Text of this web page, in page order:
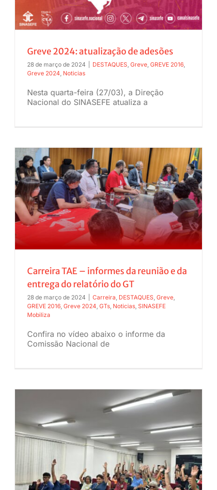
JURÍDICO
CLUBEGreve 2024: atualização de adesões
28 de março de 2024 DESTAQUES Greve GREVE 2016
Greve 2024 Noticias
Nesta quarta-feira (27/03), a Direção
Nacional do SINASEFE atualiza a
Carreira TAE – informes da reunião e da
entrega do relatório do GT
28 de março de 2024 Carreira, DESTAQUES, Greve,
GREVE 2016, Greve 2024, GTs, Noticias, SINASEFE
Mobiliza
Confira no vídeo abaixo o informe da
Comissão Nacional de